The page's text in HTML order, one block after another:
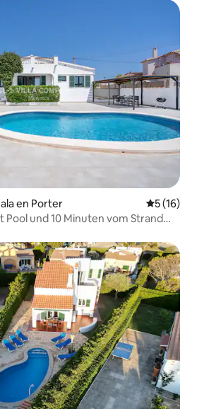
en Porter
5 (16)
Pool und 10 Minuten vom Strand